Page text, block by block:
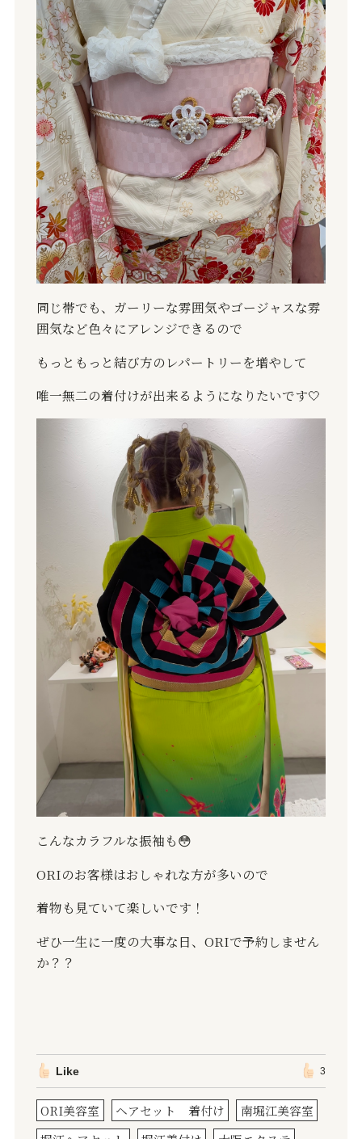
同じ帯でも、ガーリーな雰囲気やゴージャスな雰
囲気など色々にアレンジできるので
もっともっと結び方のレパートリーを増やして
唯一無二の着付けが出来るようになりたいです🤍
こんなカラフルな振袖も😳
ORIのお客様はおしゃれな方が多いので
着物も見ていて楽しいです！
ぜひ一生に一度の大事な日、 ORIで予約しません
か？？
Like 3
ORI美容室 ヘアセット 着付け
南堀江美容室